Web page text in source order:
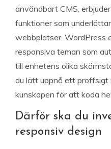
användbart CMS,
funktioner som
webbplatser. WordPress
responsiva teman som
till enhetens olika
du lätt uppnå ett
kunskapen för att koda
Därför ska du
responsiv design